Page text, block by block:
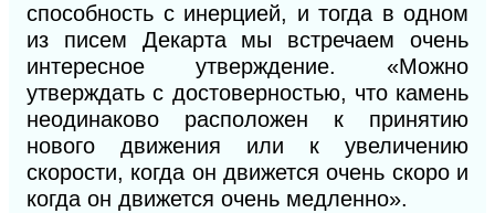
способность с инерцией, и тогда в одном
из писем Декарта мы встречаем очень
интересное утверждение. «Можно
утверждать с достоверностью, что камень
неодинаково расположен к принятию
нового движения или к увеличению
скорости, когда он движется очень скоро и
когда он движется очень медленно».